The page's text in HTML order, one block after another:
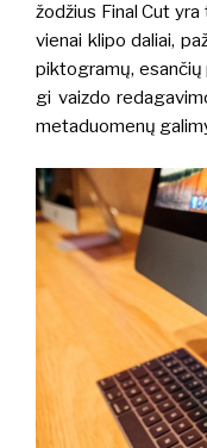
žodžius Final Cut
vienai klipo daliai,
piktogramų, esančių
gi vaizdo
metaduomenų